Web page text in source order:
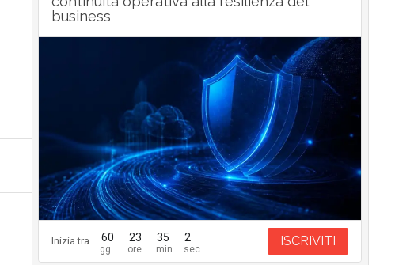
business
Inizia tra 60 23 35 1 ISCRIVITI